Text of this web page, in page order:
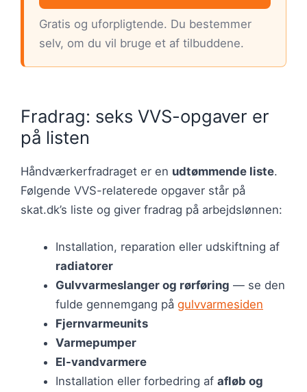
Gratis og uforpligtende. Du bestemmer
selv, om du vil bruge et af tilbuddene.
Fradrag: seks VVS-opgaver er
på listen
Håndværkerfradraget er en udtømmende liste.
Følgende VVS-relaterede opgaver står på
skat.dk’s liste og giver fradrag på arbejdslønnen:
Installation, reparation eller udskiftning af
radiatorer
Gulvvarmeslanger og rørføring — se den
fulde gennemgang på gulvvarmesiden
Fjernvarmeunits
Varmepumper
El-vandvarmere
Installation eller forbedring af afløb og